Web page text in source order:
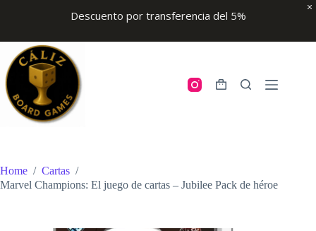
Descuento por transferencia del 5%
content
Shopping
Home / Cartas /
Marvel Champions: El juego de cartas – Jubilee Pack de héroe